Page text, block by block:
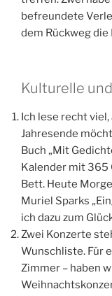
Kulturelle
Jahresende
Kalender mit 365
Bett. Heute
Muriel Sparks
ich dazu zum
Zwei Konzerte
Wunschliste. Für
Zimmer – haben
Mädchenchors
Die Idee ist von
soll frau einen